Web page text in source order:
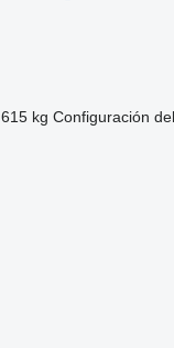
615 kg Configuración